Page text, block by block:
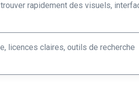
rapidement des visuels,
licences claires, outils de recherche